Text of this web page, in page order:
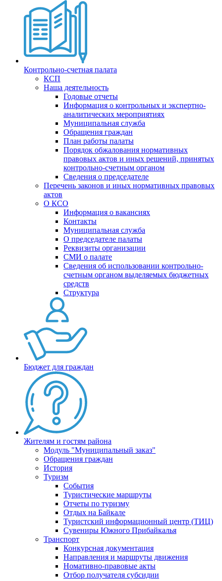
Контрольно-счетная палата
КСП
Наша деятельность
Годовые отчеты
Информация о контрольных и экспертно-
аналитических мероприятиях
Муниципальная служба
Обращения граждан
План работы палаты
Порядок обжалования нормативных
правовых актов и иных решений, принятых
контрольно-счетным органом
Сведения о председателе
Перечень законов и иных нормативных правовых
актов
О КСО
Информация о вакансиях
Контакты
Муниципальная служба
О председателе палаты
Реквизиты организации
СМИ о палате
Сведения об использовании контрольно-
счетным органом выделяемых бюджетных
средств
Структура
Бюджет для граждан
Жителям и гостям района
Модуль "Муниципальный заказ"
Обращения граждан
История
Туризм
События
Туристические маршруты
Отчеты по туризму
Отдых на Байкале
Туристский информационный центр (ТИЦ)
Сувениры Южного Прибайкалья
Транспорт
Конкурсная документация
Направления и маршруты движения
Номативно-правовые акты
Отбор получателя субсидии